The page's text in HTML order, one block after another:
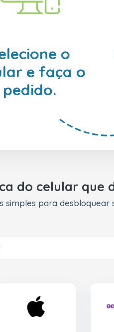
o
e faça o
pedido.
do celular que
simples para